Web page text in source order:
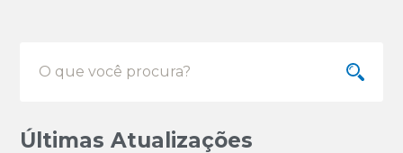
Últimas Atualizações